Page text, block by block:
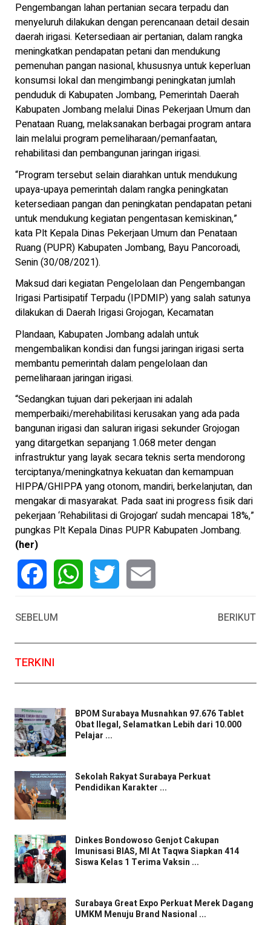
Pengembangan lahan pertanian secara terpadu dan
menyeluruh dilakukan dengan perencanaan detail desain
daerah irigasi. Ketersediaan air pertanian, dalam rangka
meningkatkan pendapatan petani dan mendukung
pemenuhan pangan nasional, khususnya untuk keperluan
konsumsi lokal dan mengimbangi peningkatan jumlah
penduduk di Kabupaten Jombang, Pemerintah Daerah
Kabupaten Jombang melalui Dinas Pekerjaan Umum dan
Penataan Ruang, melaksanakan berbagai program antara
lain melalui program pemeliharaan/pemanfaatan,
rehabilitasi dan pembangunan jaringan irigasi.
“Program tersebut selain diarahkan untuk mendukung
upaya-upaya pemerintah dalam rangka peningkatan
ketersediaan pangan dan peningkatan pendapatan petani
untuk mendukung kegiatan pengentasan kemiskinan,”
kata Plt Kepala Dinas Pekerjaan Umum dan Penataan
Ruang (PUPR) Kabupaten Jombang, Bayu Pancoroadi,
Senin (30/08/2021).
Maksud dari kegiatan Pengelolaan dan Pengembangan
Irigasi Partisipatif Terpadu (IPDMIP) yang salah satunya
dilakukan di Daerah Irigasi Grojogan, Kecamatan
Plandaan, Kabupaten Jombang adalah untuk
mengembalikan kondisi dan fungsi jaringan irigasi serta
membantu pemerintah dalam pengelolaan dan
pemeliharaan jaringan irigasi.
“Sedangkan tujuan dari pekerjaan ini adalah
memperbaiki/merehabilitasi kerusakan yang ada pada
bangunan irigasi dan saluran irigasi sekunder Grojogan
yang ditargetkan sepanjang 1.068 meter dengan
infrastruktur yang layak secara teknis serta mendorong
terciptanya/meningkatnya kekuatan dan kemampuan
HIPPA/GHIPPA yang otonom, mandiri, berkelanjutan, dan
mengakar di masyarakat. Pada saat ini progress fisik dari
pekerjaan ‘Rehabilitasi di Grojogan’ sudah mencapai 18%,”
pungkas Plt Kepala Dinas PUPR Kabupaten Jombang.
(her)
SEBELUM
BERIKUT
TERKINI
BPOM Surabaya Musnahkan 97.676 Tablet
Obat Ilegal, Selamatkan Lebih dari 10.000
Pelajar ...
Sekolah Rakyat Surabaya Perkuat
Pendidikan Karakter ...
Dinkes Bondowoso Genjot Cakupan
Imunisasi BIAS, MI At Taqwa Siapkan 414
Siswa Kelas 1 Terima Vaksin ...
Surabaya Great Expo Perkuat Merek Dagang
UMKM Menuju Brand Nasional ...